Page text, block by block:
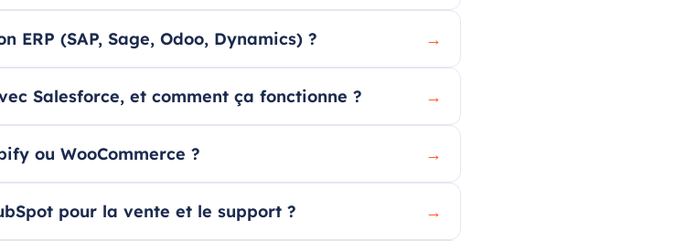
ERP (SAP, Sage, Odoo, Dynamics) ? →
Salesforce, et comment ça fonctionne ? →
ou WooCommerce ? →
pour la vente et le support ? →